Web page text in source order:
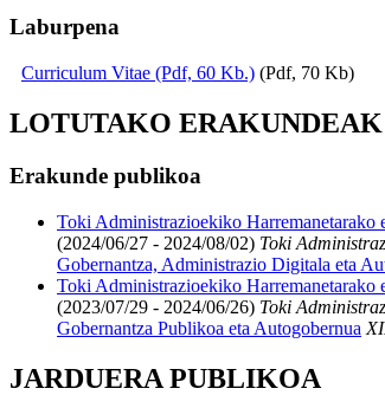
Laburpena
Curriculum Vitae (Pdf, 60 Kb.) (Pdf, 70 Kb)
LOTUTAKO ERAKUNDEAK
Erakunde publikoa
Toki Administrazioekiko Harremanetarako
(2024/06/27 - 2024/08/02) Toki
Gobernantza, Administrazio Digitala eta
Toki Administrazioekiko Harremanetarako
(2023/07/29 - 2024/06/26) Toki
Gobernantza Publikoa eta Autogobernua
JARDUERA PUBLIKOA